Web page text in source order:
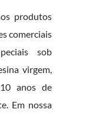
produtos
comerciais
sob
virgem,
anos de
Em nossa